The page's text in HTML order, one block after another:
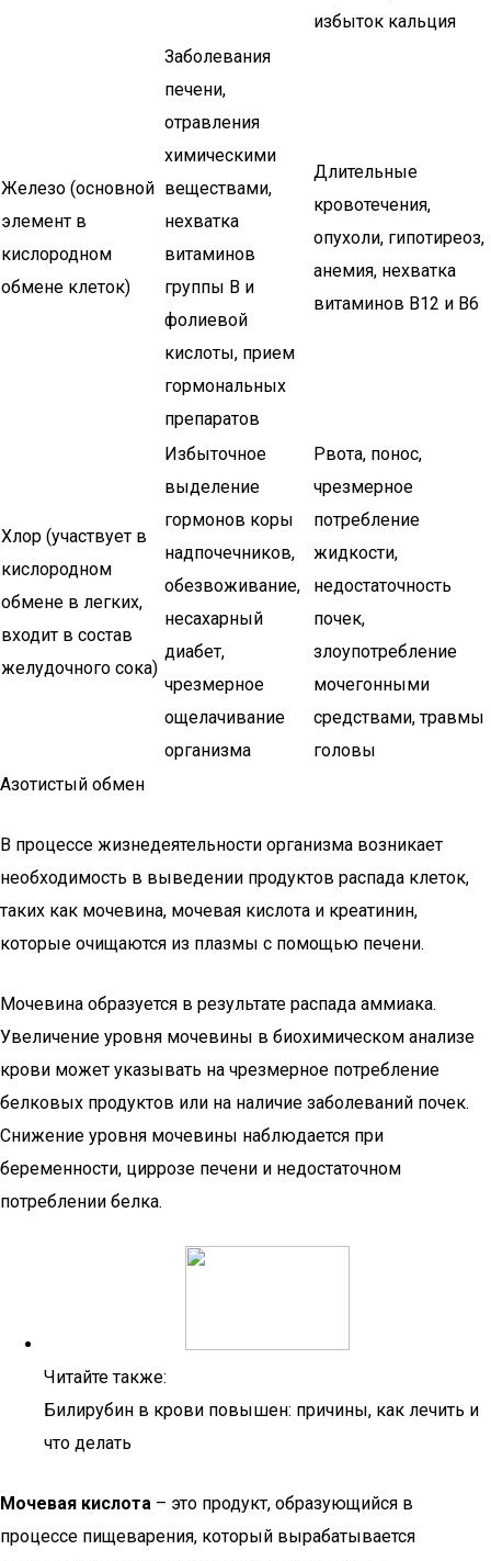
избыток кальция
Железо (основной
элемент в
кислородном
обмене клеток)
Заболевания
печени,
отравления
химическими
веществами,
нехватка
витаминов
группы В и
фолиевой
кислоты, прием
гормональных
препаратов
Длительные
кровотечения,
опухоли, гипотиреоз,
анемия, нехватка
витаминов В12 и В6
Хлор (участвует в
кислородном
обмене в легких,
входит в состав
желудочного сока)
Избыточное
выделение
гормонов коры
надпочечников,
обезвоживание,
несахарный
диабет,
чрезмерное
ощелачивание
организма
Рвота, понос,
чрезмерное
потребление
жидкости,
недостаточность
почек,
злоупотребление
мочегонными
средствами, травмы
головы
Азотистый обмен
В процессе жизнедеятельности организма возникает
необходимость в выведении продуктов распада клеток,
таких как мочевина, мочевая кислота и креатинин,
которые очищаются из плазмы с помощью печени.
Мочевина образуется в результате распада аммиака.
Увеличение уровня мочевины в биохимическом анализе
крови может указывать на чрезмерное потребление
белковых продуктов или на наличие заболеваний почек.
Снижение уровня мочевины наблюдается при
беременности, циррозе печени и недостаточном
потреблении белка.
Читайте также:
Билирубин в крови повышен: причины, как лечить и
что делать
Мочевая кислота – это продукт, образующийся в
процессе пищеварения, который вырабатывается